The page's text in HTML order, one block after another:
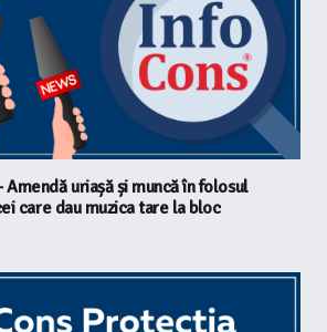
uriașă și muncă în folosul
care dau muzica tare la bloc